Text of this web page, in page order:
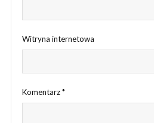
Witryna internetowa
Komentarz*